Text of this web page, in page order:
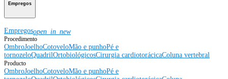
Empregos
Empregosopen_in_new
Procedimento
OmbroJoelhoCotoveloMão e punhoPé e
tornozeloQuadrilOrtobiológicosCirurgia cardiotorácicaColuna vertebral
Producto
OmbroJoelhoCotoveloMão e punhoPé e